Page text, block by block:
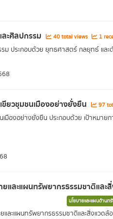
ะศิลปกรรม 40 total views 1
ประกอบด้วย ยุทธศาสตร์ กลยุทธ์ แล
ยวชุมชนเมืองอย่างยั่งยืน 97
มืองอย่างยั่งยืน ประกอบด้วย เป้าหมา
และแผนทรัพยากรธรรมชาติและ
นโยบายและแผนด้านท
และแผนทรัพยากรธรรมชาติและสิ่งแวดล้